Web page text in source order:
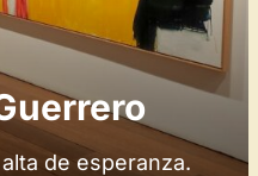
de esperanza.